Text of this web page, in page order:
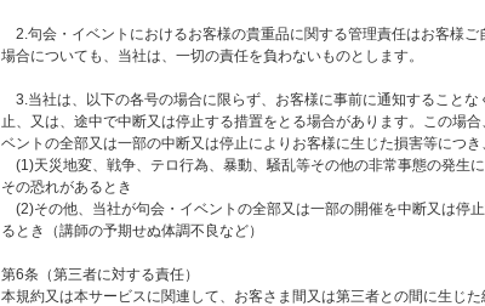
2.句会・イベントにおけるお客様の貴重品に関する管理責任はお客様
場合についても、当社は、一切の責任を負わないものとします。
3.当社は、以下の各号の場合に限らず、お客様に事前に通知すること
止、又は、途中で中断又は停止する措置をとる場合があります。この場
ベントの全部又は一部の中断又は停止によりお客様に生じた損害等につき
(1)天災地変、戦争、テロ行為、暴動、騒乱等その他の非常事態の発生
その恐れがあるとき
(2)その他、当社が句会・イベントの全部又は一部の開催を中断又は停
るとき（講師の予期せぬ体調不良など）
第6条（第三者に対する責任）
本規約又は本サービスに関連して、お客さま間又は第三者との間に生じ